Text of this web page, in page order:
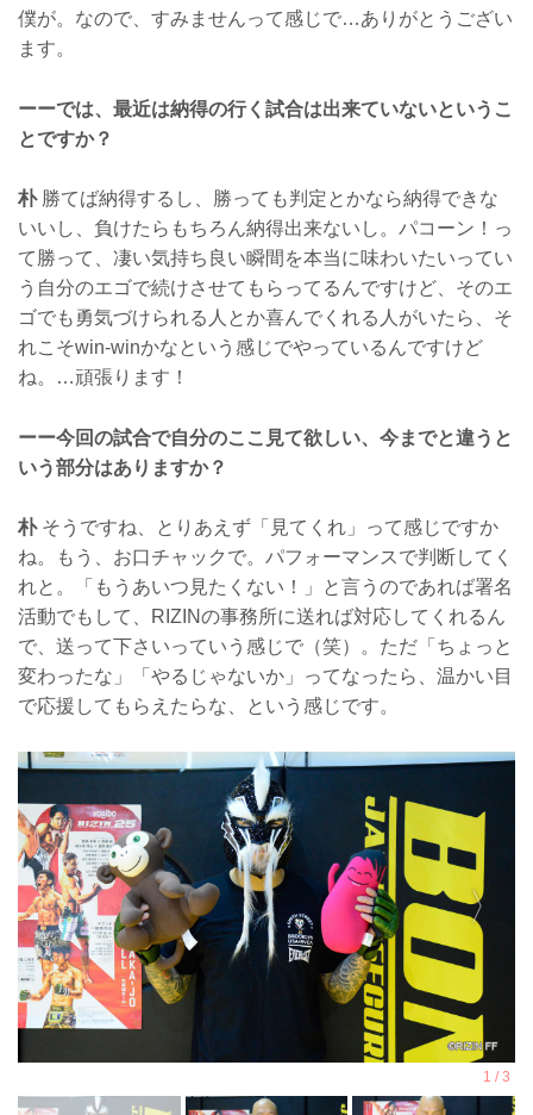
僕が。なので、すみませんって感じで…ありがとうござい
ます。
ーーでは、最近は納得の行く試合は出来ていないというこ
とですか？
朴勝てば納得するし、勝っても判定とかなら納得できな
いいし、負けたらもちろん納得出来ないし。パコーン！っ
て勝って、凄い気持ち良い瞬間を本当に味わいたいってい
う自分のエゴで続けさせてもらってるんですけど、そのエ
ゴでも勇気づけられる人とか喜んでくれる人がいたら、そ
れこそwin-winかなという感じでやっているんですけど
ね。…頑張ります！
ーー今回の試合で自分のここ見て欲しい、今までと違うと
いう部分はありますか？
朴そうですね、とりあえず「見てくれ」って感じですか
ね。もう、お口チャックで。パフォーマンスで判断してく
れと。「もうあいつ見たくない！」と言うのであれば署名
活動でもして、RIZINの事務所に送れば対応してくれるん
で、送って下さいっていう感じで（笑）。ただ「ちょっと
変わったな」「やるじゃないか」ってなったら、温かい目
で応援してもらえたらな、という感じです。